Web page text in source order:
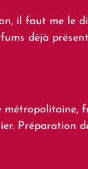
il faut me le
déjà
métropolitaine,
Préparation